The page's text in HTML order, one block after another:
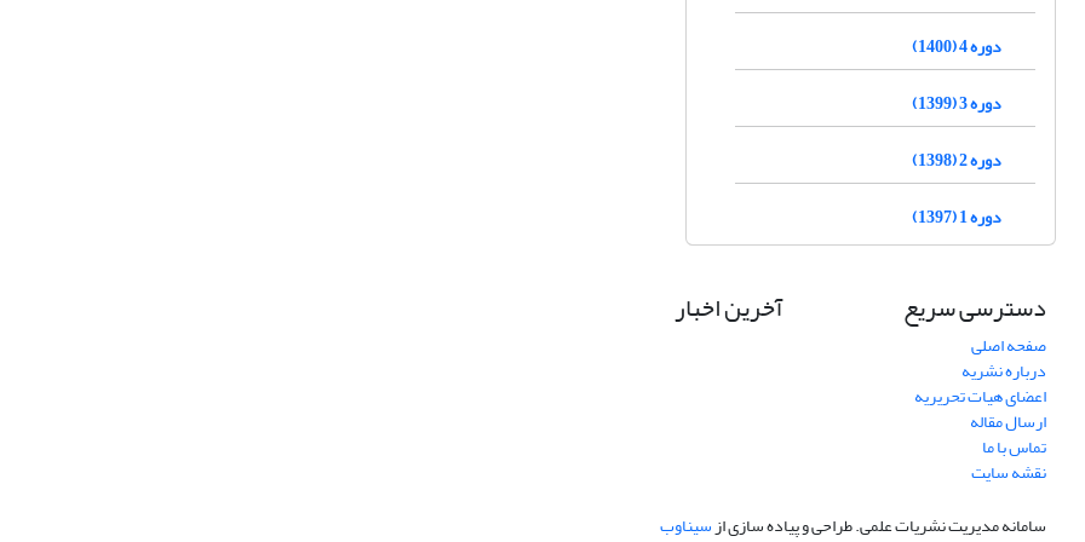
دوره 4 (1400)
دوره 3 (1399)
دوره 2 (1398)
دوره 1 (1397)
دسترسی سریع
صفحه اصلی
درباره نشریه
اعضای هیات تحریریه
ارسال مقاله
تماس با ما
نقشه سایت
آخرین اخبار
سامانه مدیریت نشریات علمی.طراحی و پیاده سازی ازسیناوب